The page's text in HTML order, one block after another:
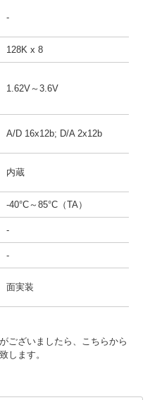
-
128K x 8
1.62V～3.6V
A/D 16x12b; D/A 2x12b
内蔵
-40°C～85°C（TA）
-
-
面実装
ございましたら、こちらから
します。